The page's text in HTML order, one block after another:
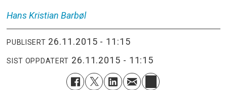
Hans Kristian Barbøl
PUBLISERT 26.11.2015 - 11:15
SIST OPPDATERT 26.11.2015 - 11:15